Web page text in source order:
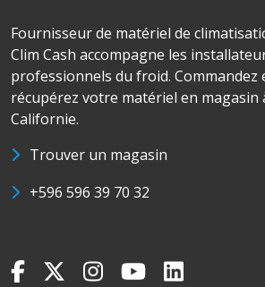
Fournisseur de matériel de
Clim Cash accompagne les
professionnels du froid. Commandez
récupérez votre matériel en magasin
Californie.
Trouver un magasin
+596 596 39 70 32